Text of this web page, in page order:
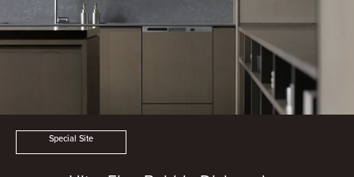
Special Site